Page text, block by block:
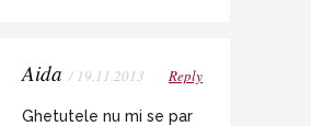
Aida / 19.11.2013 Reply
Ghetutele nu mi se par